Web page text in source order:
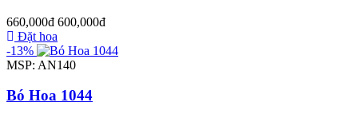
660,000đ 600,000đ
Đặt hoa
-13%
MSP: AN140
Bó Hoa 1044